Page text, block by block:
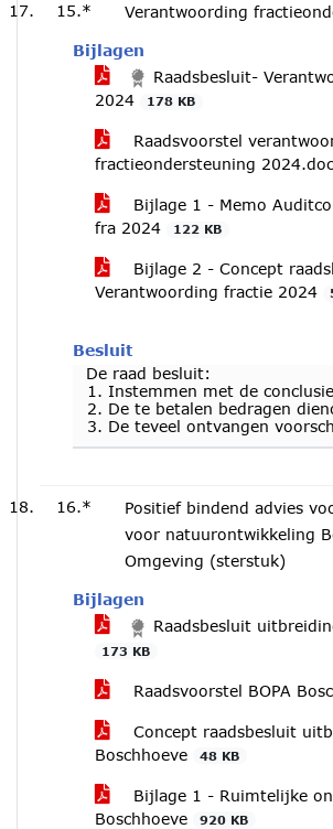
15.* Verantwoording
Bijlagen
Raadsbesluit-
2024
178 KB
Raadsvoorstel
fractieondersteuning 2024.doc
Bijlage 1 - Memo
fra 2024
122 KB
Bijlage 2 - Concept
Verantwoording fractie 2024
Besluit
De raad besluit:
Instemmen met de
De te betalen bedragen
De teveel ontvangen
16.*
Positief bindend advies
voor natuurontwikkeling
Omgeving (sterstuk)
Bijlagen
Raadsbesluit
173 KB
Raadsvoorstel BOPA
Concept raadsbesluit
Boschhoeve
48 KB
Bijlage 1 - Ruimtelijke
Boschhoeve
920 KB